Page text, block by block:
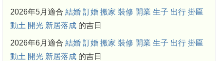
2026年5月適合 結婚 訂婚 搬家 裝修 開業 生子 出行 掛匾
動土 開光 新居落成 的吉日
2026年6月適合 結婚 訂婚 搬家 裝修 開業 生子 出行 掛匾
動土 開光 新居落成 的吉日